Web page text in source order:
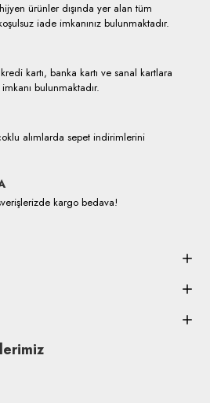
ürünler dışında yer alan tüm
iade imkanınız bulunmaktadır.
kartı, banka kartı ve sanal kartlara
bulunmaktadır.
alımlarda sepet indirimlerini
kargo bedava!